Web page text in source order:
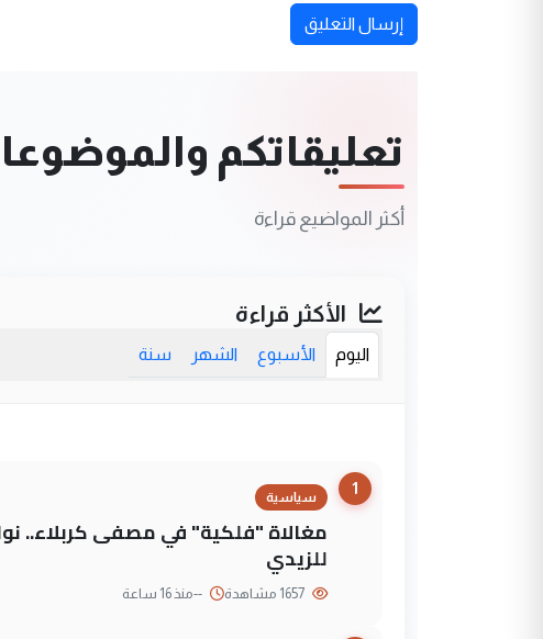
إرسال التعليق
تعليقاتكم
أكثر المواضيع قراءة
الأكثر قراءة
اليوم الأسبوع الشهر سنة
1
سياسية
مغالاة "فلكية" في مصفى كربلاء..
للزيدي
--منذ 16 ساعة